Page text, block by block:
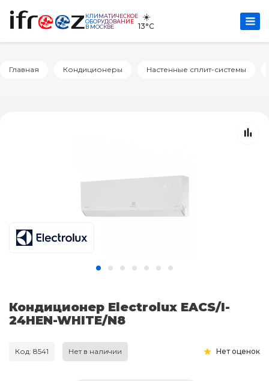
КЛИМАТИЧЕСКОЕ
ОБОРУДОВАНИЕ
В МОСКВЕ
☀️
13°C
Главная Кондиционеры Настенные сплит-системы
Кондиционер Electrolux EACS/I-
24HEN-WHITE/N8
Код: 8541 Нет в наличии Нет оценок